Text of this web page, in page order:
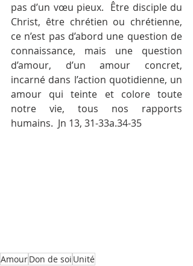
pas d’un vœu pieux.  Être disciple du
Christ, être chrétien ou chrétienne,
ce n’est pas d’abord une question de
connaissance, mais une question
d’amour, d’un amour concret,
incarné dans l’action quotidienne, un
amour qui teinte et colore toute
notre vie, tous nos rapports
humains.  Jn 13, 31-33a.34-35
AmourDon de soi Unité